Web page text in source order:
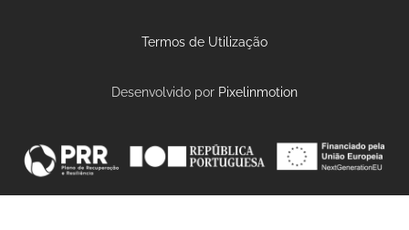
Termos de Utilização
Desenvolvido por Pixelinmotion